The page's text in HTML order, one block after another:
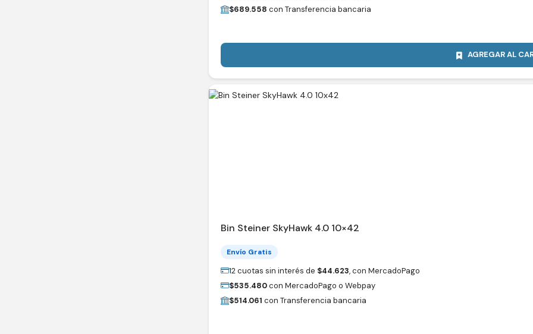
$689.558 con Transferencia bancaria
AGREGAR AL
Bin Steiner SkyHawk 4.0 10×42
Envío Gratis
12 cuotas sin interés de $44.623, con MercadoPago
$535.480con MercadoPago o Webpay
$514.061 con Transferencia bancaria